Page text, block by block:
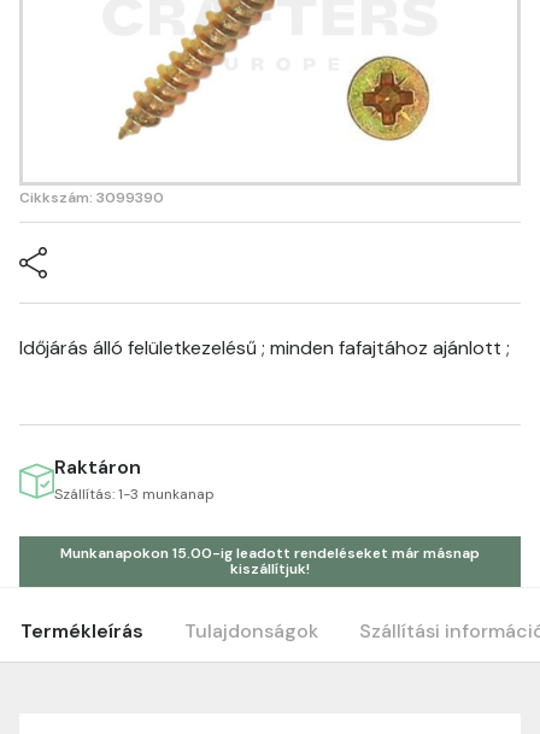
Cikkszám: 3099390
Időjárás álló felületkezelésű ; minden fafajtához ajánlott ;
Raktáron
Szállítás: 1-3 munkanap
Munkanapokon 15.00-ig leadott rendeléseket már másnap
kiszállítjuk!
Termékleírás Tulajdonságok Szállítási